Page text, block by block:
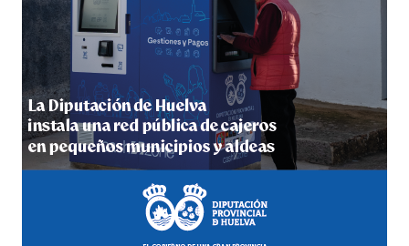
4º DÍA DE LAS FIESTAS COLOMBINAS 2026
hace 5 días·Huelvatv